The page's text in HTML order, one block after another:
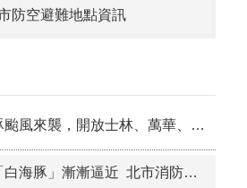
防空避難地點資訊
襲，開放士林、萬華、大同區部分疏散門周邊紅黃線停車
豚」漸漸逼近 北市消防局籲請民眾加強防颱整備